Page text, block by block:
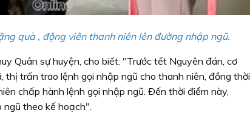
quà , động viên thanh niên lên đường nhập ngũ.
Quân sự huyện, cho biết: "Trước tết Nguyên đán, cơ
trấn trao lệnh gọi nhập ngũ cho thanh niên, đồng thời
chấp hành lệnh gọi nhập ngũ. Ðến thời điểm này,
theo kế hoạch".